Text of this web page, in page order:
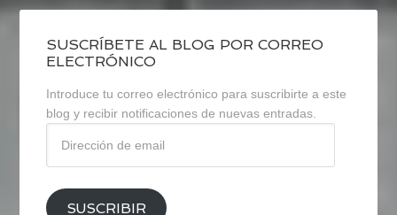
SUSCRÍBETE AL BLOG POR CORREO
ELECTRÓNICO
Introduce tu correo electrónico para suscribirte a este
blog y recibir notificaciones de nuevas entradas.
email
SUSCRIBIR